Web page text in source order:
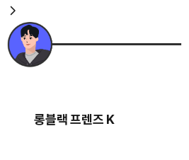
롱블랙 프렌즈 K